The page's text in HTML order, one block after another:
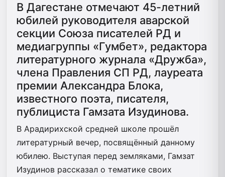
В Дагестане отмечают 45-летний
юбилей руководителя аварской
секции Союза писателей РД и
медиагруппы «Гумбет», редактора
литературного журнала «Дружба»,
члена Правления СП РД, лауреата
премии Александра Блока,
известного поэта, писателя,
публициста Гамзата Изудинова.
В Арадирихской средней школе прошёл
литературный вечер, посвящённый данному
юбилею. Выступая перед земляками, Гамзат
Изудинов рассказал о тематике своих